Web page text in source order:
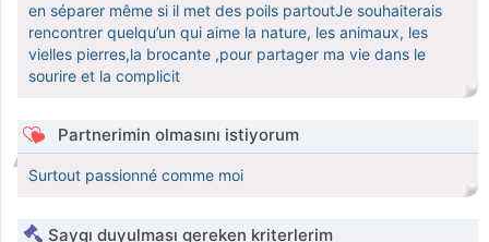
en séparer même si il met des poils partoutJe souhaiterais
rencontrer quelqu’un qui aime la nature, les animaux, les
vielles pierres,la brocante ,pour partager ma vie dans le
sourire et la complicit
Partnerimin olmasını istiyorum
Surtout passionné comme moi
Saygı duyulması gereken kriterlerim